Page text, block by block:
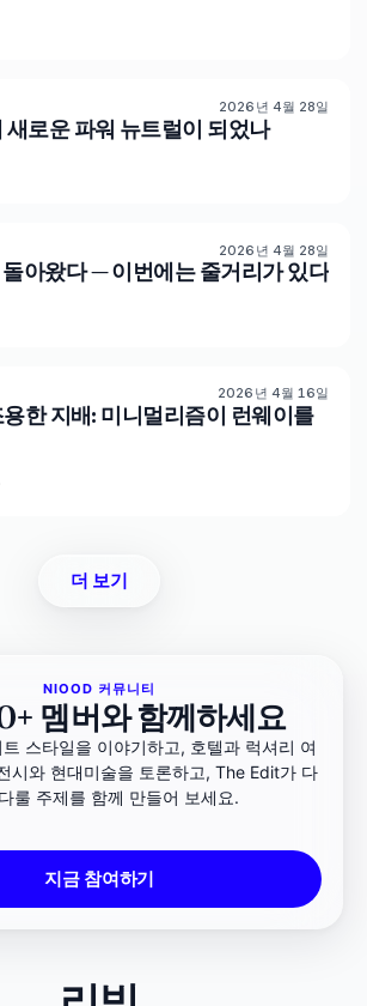
86% 60
2026년 4월 28일
새로운 파워 뉴트럴이 되었나
86% 62
2026년 4월 28일
아왔다 — 이번에는 줄거리가 있다
93% 67
2026년 4월 16일
한 지배: 미니멀리즘이 런웨이를
더 보기
NIOOD 커뮤니티
멤버와 함께하세요
스타일을 이야기하고, 호텔과 럭셔리 여
시와 현대미술을 토론하고, The Edit가 다
룰 주제를 함께 만들어 보세요.
지금 참여하기